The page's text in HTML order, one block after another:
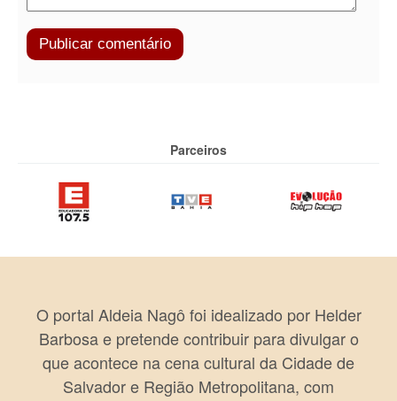
Parceiros
O portal Aldeia Nagô foi idealizado por Helder
Barbosa e pretende contribuir para divulgar o
que acontece na cena cultural da Cidade de
Salvador e Região Metropolitana, com